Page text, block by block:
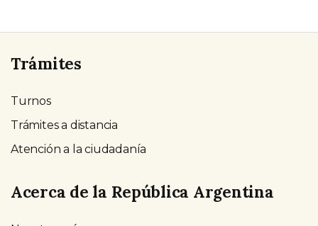
Trámites
Turnos
Trámites a distancia
Atención a la ciudadanía
Acerca de la República Argentina